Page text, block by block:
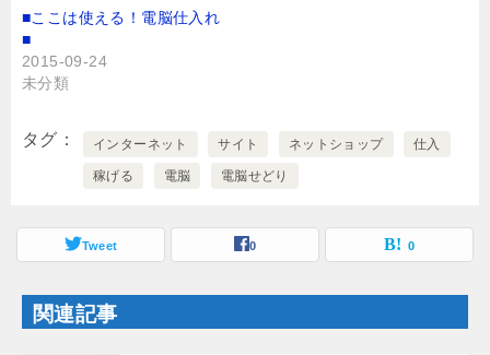
(
新
い
ウ
ィ
ン
で
開
リ
ッ
し
て
(
新
し
い
ン
ウ
で
き
ま
す
■ここは使える！電脳仕入れ
■
2015-09-24
未分類
タグ インターネット サイト ネットショップ 仕入
稼げる 電脳 電脳せどり
Tweet 0 0
関連記事